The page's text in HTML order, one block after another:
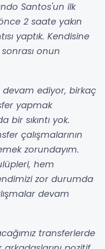
Santos'un ilk
2 saate yakın
yaptık. Kendisine
onun
devam ediyor, birkaç
yapmak
bir sıkıntı yok.
çalışmalarının
zorundayım.
hem
zor durumda
devam
transferlerde